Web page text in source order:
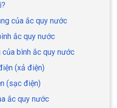
của ắc quy nước
ắc quy nước
bình ắc quy nước
(xả điện)
(sạc điện)
ắc quy nước